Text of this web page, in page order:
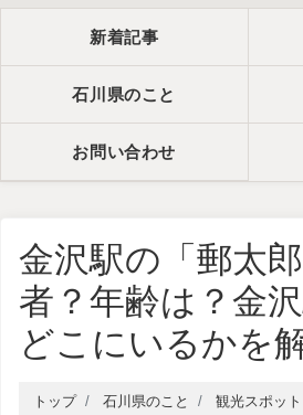
新着記事
石川県のこと
お問い合わせ
金沢駅の「郵太
者？年齢は？金
どこにいるかを
トップ 石川県のこと
観光スポット